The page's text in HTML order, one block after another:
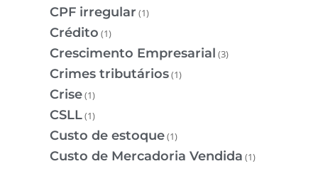
CPF irregular (1)
Crédito (1)
Crescimento Empresarial (3)
Crimes tributários(1)
Crise(1)
CSLL(1)
Custo de estoque(1)
Custo de Mercadoria Vendida (1)